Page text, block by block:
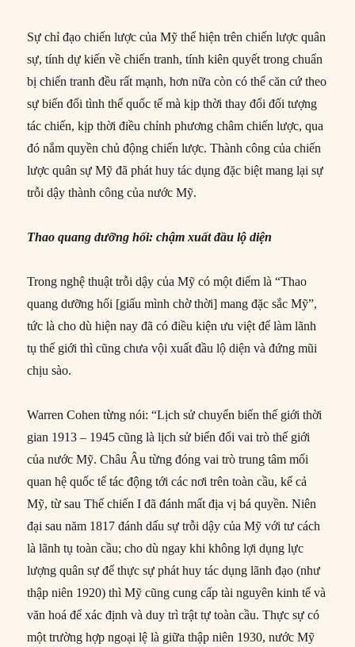
Sự chỉ đạo chiến lược của Mỹ thể hiện trên chiến lược quân
sự, tính dự kiến về chiến tranh, tính kiên quyết trong chuẩn
bị chiến tranh đều rất mạnh, hơn nữa còn có thể căn cứ theo
sự biến đổi tình thế quốc tế mà kịp thời thay đổi đối tượng
tác chiến, kịp thời điều chỉnh phương châm chiến lược, qua
đó nắm quyền chủ động chiến lược. Thành công của chiến
lược quân sự Mỹ đã phát huy tác dụng đặc biệt mang lại sự
trỗi dậy thành công của nước Mỹ.
Thao quang dưỡng hối: chậm xuất đầu lộ diện
Trong nghệ thuật trỗi dậy của Mỹ có một điểm là “Thao
quang dưỡng hối [giấu mình chờ thời] mang đặc sắc Mỹ”,
tức là cho dù hiện nay đã có điều kiện ưu việt để làm lãnh
tụ thế giới thì cũng chưa vội xuất đầu lộ diện và đứng mũi
chịu sào.
Warren Cohen từng nói: “Lịch sử chuyển biến thế giới thời
gian 1913 – 1945 cũng là lịch sử biển đổi vai trò thế giới
của nước Mỹ. Châu Âu từng đóng vai trò trung tâm mối
quan hệ quốc tế tác động tới các nơi trên toàn cầu, kể cả
Mỹ, từ sau Thế chiến I đã đánh mất địa vị bá quyền. Niên
đại sau năm 1817 đánh dấu sự trỗi dậy của Mỹ với tư cách
là lãnh tụ toàn cầu; cho dù ngay khi không lợi dụng lực
lượng quân sự để thực sự phát huy tác dụng lãnh đạo (như
thập niên 1920) thì Mỹ cũng cung cấp tài nguyên kinh tế và
văn hoá để xác định và duy trì trật tự toàn cầu. Thực sự có
một trường hợp ngoại lệ là giữa thập niên 1930, nước Mỹ